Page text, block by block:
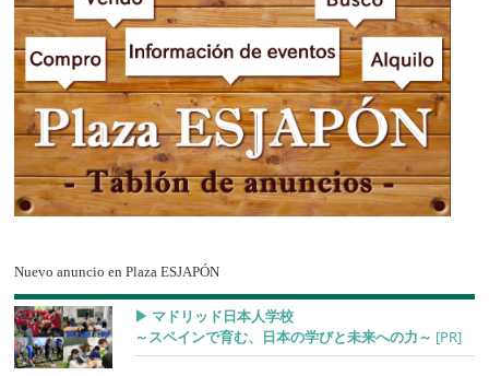
Nuevo anuncio en Plaza ESJAPÓN
▶︎ マドリッド日本人学校
～スペインで育む、日本の学びと未来への力～ [PR]